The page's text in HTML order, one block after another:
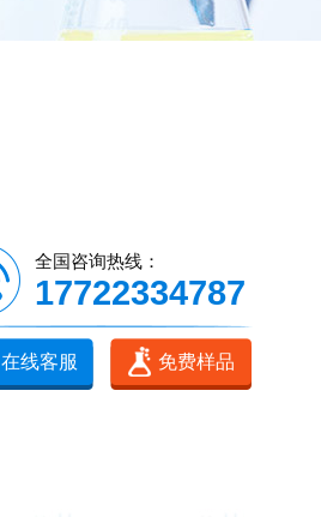
全国咨询热线：
17722334787
在线客服 免费样品